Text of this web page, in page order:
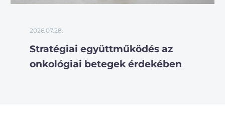
2026.07.28.
Stratégiai együttműködés az
onkológiai betegek érdekében